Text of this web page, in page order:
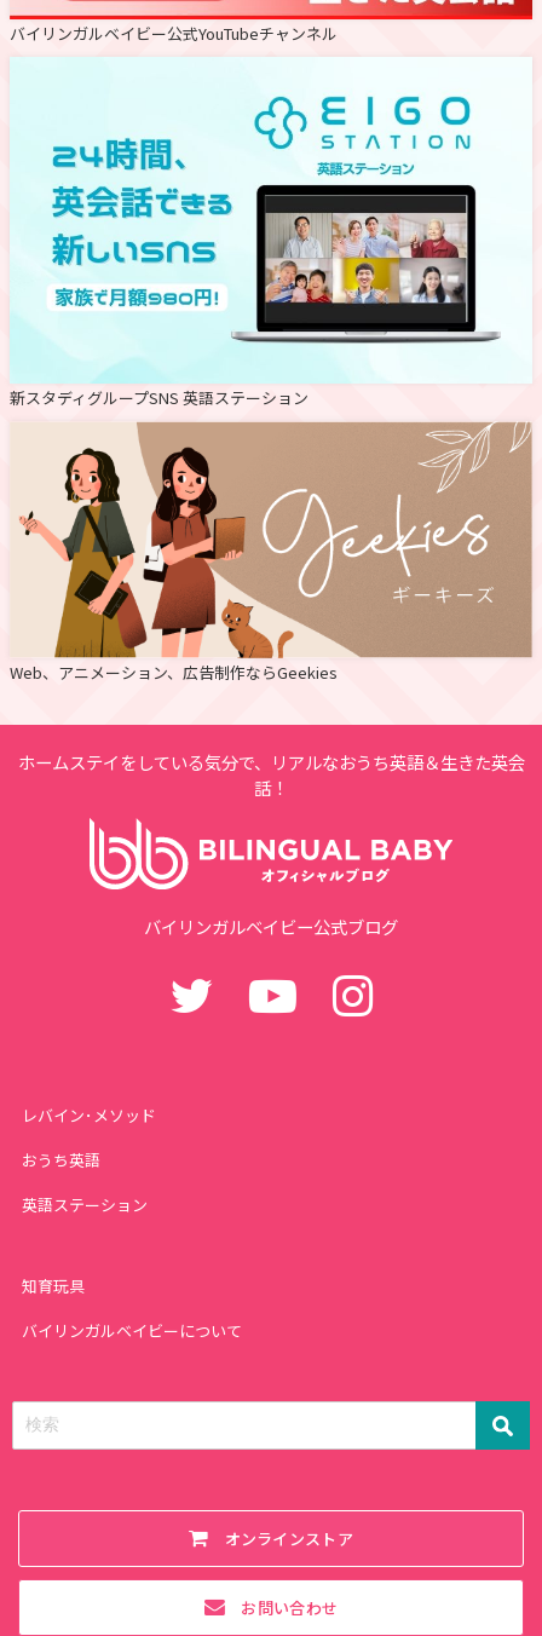
バイリンガルベイビー公式YouTubeチャンネル
新スタディグループSNS 英語ステーション
Web、アニメーション、広告制作ならGeekies
ホームステイをしている気分で、リアルなおうち英語＆生きた英会
話！
バイリンガルベイビー公式ブログ
レバイン･メソッド
おうち英語
英語ステーション
知育玩具
バイリンガルベイビーについて
オンラインストア
お問い合わせ